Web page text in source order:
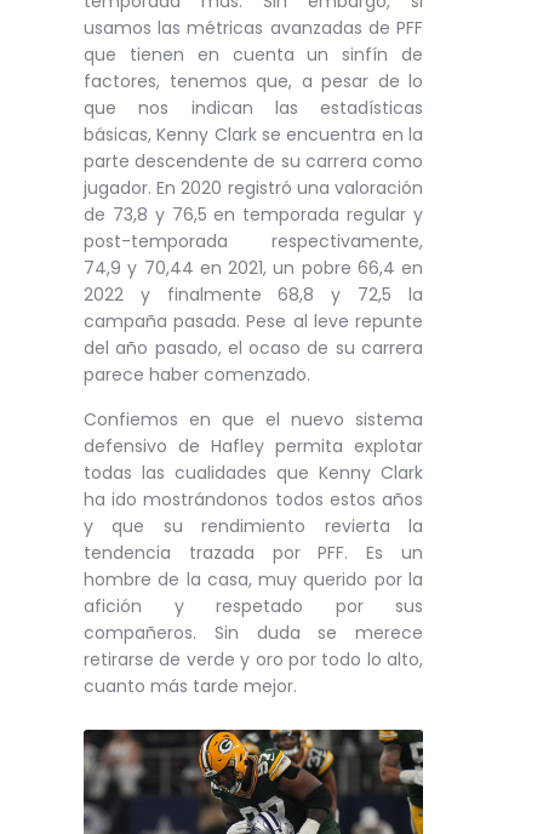
usamos las métricas avanzadas de PFF
que tienen en cuenta un sinfín de
factores, tenemos que, a pesar de lo
que nos indican las estadísticas
básicas, Kenny Clark se encuentra en la
parte descendente de su carrera como
jugador. En 2020 registró una valoración
de 73,8 y 76,5 en temporada regular y
post-temporada respectivamente,
74,9 y 70,44 en 2021, un pobre 66,4 en
2022 y finalmente 68,8 y 72,5 la
campaña pasada. Pese al leve repunte
del año pasado, el ocaso de su carrera
parece haber comenzado.
Confiemos en que el nuevo sistema
defensivo de Hafley permita explotar
todas las cualidades que Kenny Clark
ha ido mostrándonos todos estos años
y que su rendimiento revierta la
tendencia trazada por PFF. Es un
hombre de la casa, muy querido por la
afición y respetado por sus
compañeros. Sin duda se merece
retirarse de verde y oro por todo lo alto,
cuanto más tarde mejor.